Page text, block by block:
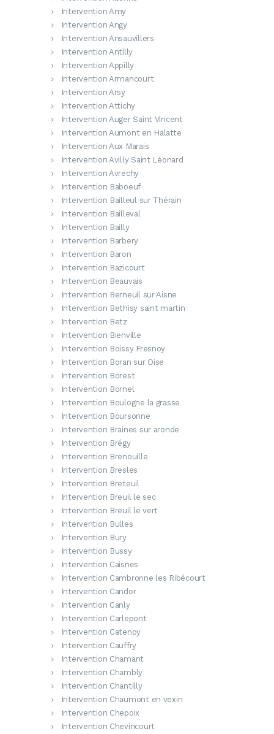
Intervention Amy
Intervention Angy
Intervention Ansauvillers
Intervention Antilly
Intervention Appilly
Intervention Armancourt
Intervention Arsy
Intervention Attichy
Intervention Auger Saint Vincent
Intervention Aumont en Halatte
Intervention Aux Marais
Intervention Avilly Saint Léonard
Intervention Avrechy
Intervention Baboeuf
Intervention Bailleul sur Thérain
Intervention Bailleval
Intervention Bailly
Intervention Barbery
Intervention Baron
Intervention Bazicourt
Intervention Beauvais
Intervention Berneuil sur Aisne
Intervention Bethisy saint martin
Intervention Betz
Intervention Bienville
Intervention Boissy Fresnoy
Intervention Boran sur Oise
Intervention Borest
Intervention Bornel
Intervention Boulogne la grasse
Intervention Boursonne
Intervention Braines sur aronde
Intervention Brégy
Intervention Brenouille
Intervention Bresles
Intervention Breteuil
Intervention Breuil le sec
Intervention Breuil le vert
Intervention Bulles
Intervention Bury
Intervention Bussy
Intervention Caisnes
Intervention Cambronne les Ribécourt
Intervention Candor
Intervention Canly
Intervention Carlepont
Intervention Catenoy
Intervention Cauffry
Intervention Chamant
Intervention Chambly
Intervention Chantilly
Intervention Chaumont en vexin
Intervention Chepoix
Intervention Chevincourt